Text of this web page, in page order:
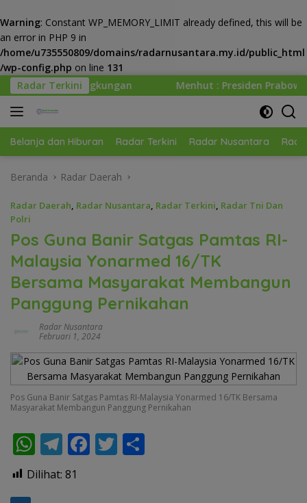
Warning: Constant WP_MEMORY_LIMIT already defined, this will be
an error in PHP 9 in
/home/u735550809/domains/radarnusantara.my.id/public_html
/wp-config.php on line 131
Langsung
ke
konten
Radar TerkiniMenhut : Presiden Prabowo Minta Kemenhut
Belanja dan Hiburan Radar Terkini Radar Nusantara
Beranda Radar Daerah
Radar Daerah, Radar Nusantara, Radar Terkini, Radar Tni Dan
Polri
Pos Guna Banir Satgas Pamtas RI-
Malaysia Yonarmed 16/TK
Bersama Masyarakat Membangun
Panggung Pernikahan
Radar Nusantara
Februari 1, 2024
Pos Guna Banir Satgas Pamtas RI-Malaysia Yonarmed 16/TK Bersama
Masyarakat Membangun Panggung Pernikahan
W
h
at
T
el
e
F T
Dilihat: 81